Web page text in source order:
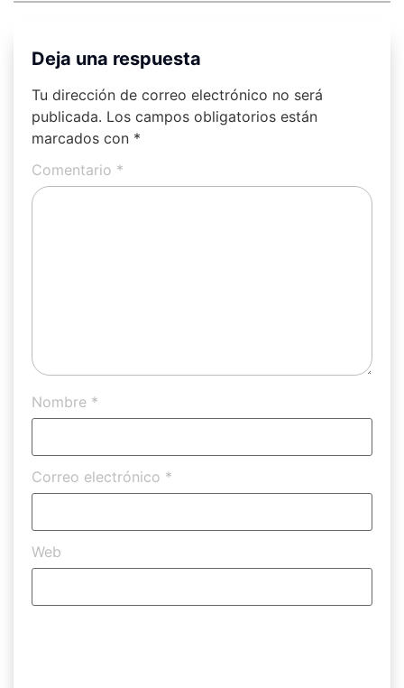
Deja una respuesta
Tu dirección de correo electrónico no será
publicada. Los campos obligatorios están
marcados con *
Comentario *
Nombre *
Correo electrónico *
Web